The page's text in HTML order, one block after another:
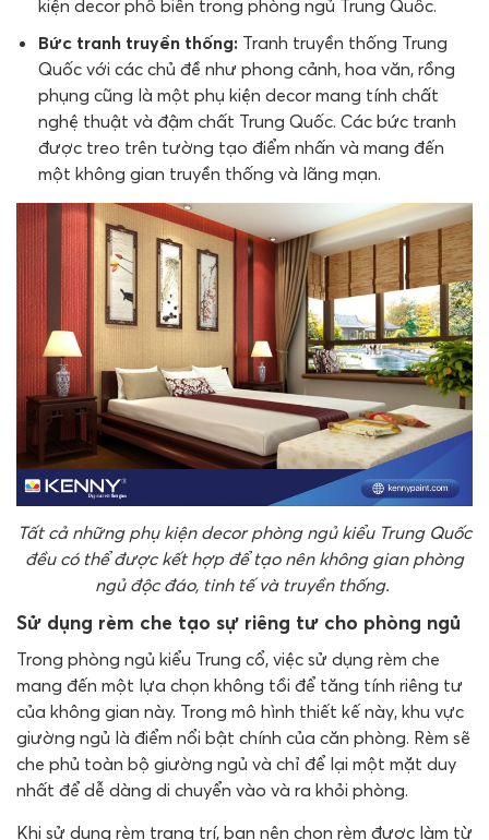
kiện decor phổ biến trong phòng ngủ Trung Quốc.
Bức tranh truyền thống: Tranh truyền thống Trung
Quốc với các chủ đề như phong cảnh, hoa văn, rồng
phụng cũng là một phụ kiện decor mang tính chất
nghệ thuật và đậm chất Trung Quốc. Các bức tranh
được treo trên tường tạo điểm nhấn và mang đến
một không gian truyền thống và lãng mạn.
Tất cả những phụ kiện decor phòng ngủ kiểu Trung Quốc
đều có thể được kết hợp để tạo nên không gian phòng
ngủ độc đáo, tinh tế và truyền thống.
Sử dụng rèm che tạo sự riêng tư cho phòng ngủ
Trong phòng ngủ kiểu Trung cổ, việc sử dụng rèm che
mang đến một lựa chọn không tồi để tăng tính riêng tư
của không gian này. Trong mô hình thiết kế này, khu vực
giường ngủ là điểm nổi bật chính của căn phòng. Rèm sẽ
che phủ toàn bộ giường ngủ và chỉ để lại một mặt duy
nhất để dễ dàng di chuyển vào và ra khỏi phòng.
Khi sử dụng rèm trang trí, bạn nên chọn rèm được làm từ